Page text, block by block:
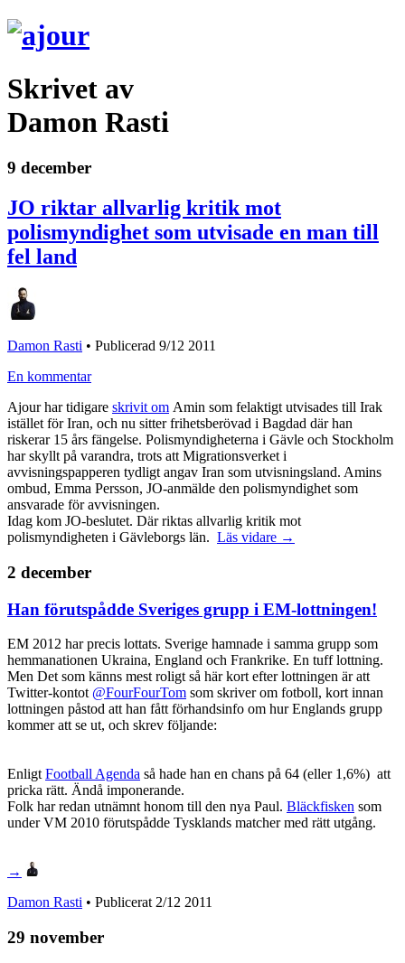
Skrivet av
Damon Rasti
9 december
JO riktar allvarlig kritik mot
polismyndighet som utvisade en man till
fel land
Damon Rasti • Publicerad 9/12 2011
En kommentar
Ajour har tidigare skrivit om Amin som felaktigt utvisades till Irak
istället för Iran, och nu sitter frihetsberövad i Bagdad där han
riskerar 15 års fängelse. Polismyndigheterna i Gävle och Stockholm
har skyllt på varandra, trots att Migrationsverket i
avvisningspapperen tydligt angav Iran som utvisningsland. Amins
ombud, Emma Persson, JO-anmälde den polismyndighet som
ansvarade för avvisningen.
Idag kom JO-beslutet. Där riktas allvarlig kritik mot
polismyndigheten i Gävleborgs län. Läs vidare →
2 december
Han förutspådde Sveriges grupp i EM-lottningen!
EM 2012 har precis lottats. Sverige hamnade i samma grupp som
hemmanationen Ukraina, England och Frankrike. En tuff lottning.
Men Det som känns mest roligt så här kort efter lottningen är att
Twitter-kontot @FourFourTom som skriver om fotboll, kort innan
lottningen påstod att han fått förhandsinfo om hur Englands grupp
kommer att se ut, och skrev följande:
Enligt Football Agenda så hade han en chans på 64 (eller 1,6%) att
pricka rätt. Ändå imponerande.
Folk har redan utnämnt honom till den nya Paul. Bläckfisken som
under VM 2010 förutspådde Tysklands matcher med rätt utgång.
→
Damon Rasti • Publicerat 2/12 2011
29 november